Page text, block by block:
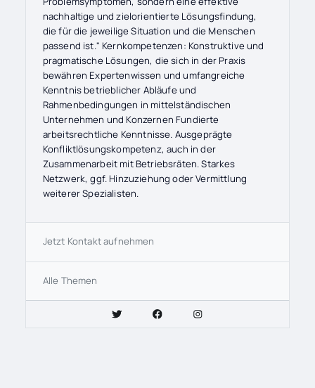
nachhaltige und zielorientierte Lösungsfindung,
die für die jeweilige Situation und die Menschen
passend ist." Kernkompetenzen: Konstruktive und
pragmatische Lösungen, die sich in der Praxis
bewähren Expertenwissen und umfangreiche
Kenntnis betrieblicher Abläufe und
Rahmenbedingungen in mittelständischen
Unternehmen und Konzernen Fundierte
arbeitsrechtliche Kenntnisse. Ausgeprägte
Konfliktlösungskompetenz, auch in der
Zusammenarbeit mit Betriebsräten. Starkes
Netzwerk, ggf. Hinzuziehung oder Vermittlung
weiterer Spezialisten.
Jetzt Kontakt aufnehmen
Alle Themen